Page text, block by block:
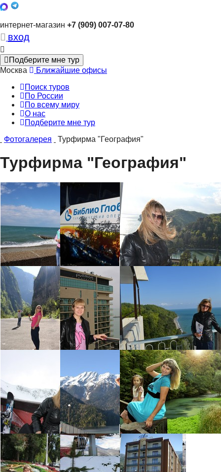
интернет-магазин +7 (909) 007-07-80
вход
Подберите мне тур
Москва
Ближайшие офисы
Поиск туров
По России
По всему миру
О нас
Подберите мне тур
Фотогалерея
Турфирма "География"
Турфирма "География"